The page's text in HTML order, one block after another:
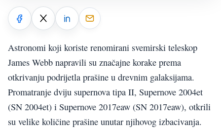
Astronomi koji koriste renomirani svemirski teleskop
James Webb napravili su značajne korake prema
otkrivanju podrijetla prašine u drevnim galaksijama.
Promatranje dviju supernova tipa II, Supernove 2004et
(SN 2004et) i Supernove 2017eaw (SN 2017eaw), otkrili
su velike količine prašine unutar njihovog izbacivanja.